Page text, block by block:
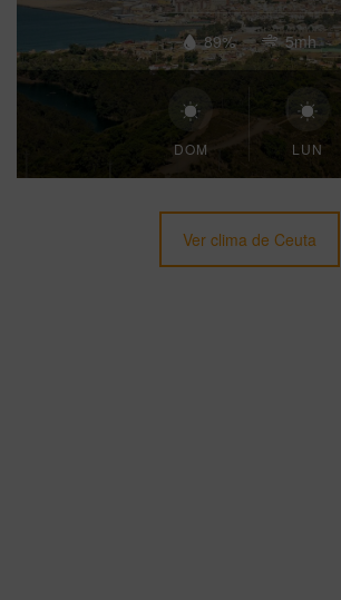
89% 5mh
DOM LUN
Ver clima de Ceuta